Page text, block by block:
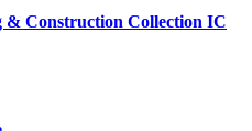
& Construction Collection IC